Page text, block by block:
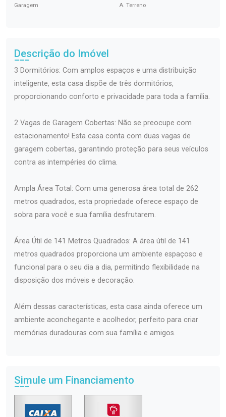
Garagem A. Terreno
Descrição do Imóvel
3 Dormitórios: Com amplos espaços e uma distribuição
inteligente, esta casa dispõe de três dormitórios,
proporcionando conforto e privacidade para toda a família.
2 Vagas de Garagem Cobertas: Não se preocupe com
estacionamento! Esta casa conta com duas vagas de
garagem cobertas, garantindo proteção para seus veículos
contra as intempéries do clima.
Ampla Área Total: Com uma generosa área total de 262
metros quadrados, esta propriedade oferece espaço de
sobra para você e sua família desfrutarem.
Área Útil de 141 Metros Quadrados: A área útil de 141
metros quadrados proporciona um ambiente espaçoso e
funcional para o seu dia a dia, permitindo flexibilidade na
disposição dos móveis e decoração.
Além dessas características, esta casa ainda oferece um
ambiente aconchegante e acolhedor, perfeito para criar
memórias duradouras com sua família e amigos.
Simule um Financiamento